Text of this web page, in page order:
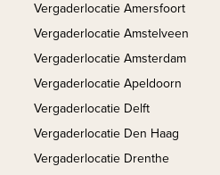
Vergaderlocatie Amersfoort
Vergaderlocatie Amstelveen
Vergaderlocatie Amsterdam
Vergaderlocatie Apeldoorn
Vergaderlocatie Delft
Vergaderlocatie Den Haag
Vergaderlocatie Drenthe